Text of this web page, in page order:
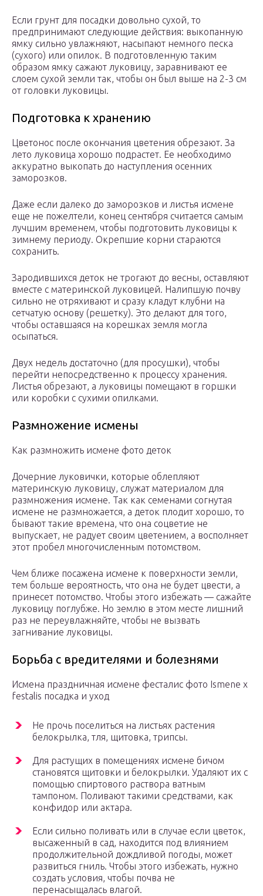
Если грунт для посадки довольно сухой, то
предпринимают следующие действия: выкопанную
ямку сильно увлажняют, насыпают немного песка
(сухого) или опилок. В подготовленную таким
образом ямку сажают луковицу, заравнивают ее
слоем сухой земли так, чтобы он был выше на 2-3 см
от головки луковицы.
Подготовка к хранению
Цветонос после окончания цветения обрезают. За
лето луковица хорошо подрастет. Ее необходимо
аккуратно выкопать до наступления осенних
заморозков.
Даже если далеко до заморозков и листья исмене
еще не пожелтели, конец сентября считается самым
лучшим временем, чтобы подготовить луковицы к
зимнему периоду. Окрепшие корни стараются
сохранить.
Зародившихся деток не трогают до весны, оставляют
вместе с материнской луковицей. Налипшую почву
сильно не отряхивают и сразу кладут клубни на
сетчатую основу (решетку). Это делают для того,
чтобы оставшаяся на корешках земля могла
осыпаться.
Двух недель достаточно (для просушки), чтобы
перейти непосредственно к процессу хранения.
Листья обрезают, а луковицы помещают в горшки
или коробки с сухими опилками.
Размножение исмены
Как размножить исмене фото деток
Дочерние луковички, которые облепляют
материнскую луковицу, служат материалом для
размножения исмене. Так как семенами согнутая
исмене не размножается, а деток плодит хорошо, то
бывают такие времена, что она соцветие не
выпускает, не радует своим цветением, а восполняет
этот пробел многочисленным потомством.
Чем ближе посажена исмене к поверхности земли,
тем больше вероятность, что она не будет цвести, а
принесет потомство. Чтобы этого избежать — сажайте
луковицу поглубже. Но землю в этом месте лишний
раз не переувлажняйте, чтобы не вызвать
загнивание луковицы.
Борьба с вредителями и болезнями
Исмена праздничная исмене фесталис фото Ismene x
festalis посадка и уход
Не прочь поселиться на листьях растения
белокрылка, тля, щитовка, трипсы.
Для растущих в помещениях исмене бичом
становятся щитовки и белокрылки. Удаляют их с
помощью спиртового раствора ватным
тампоном. Поливают такими средствами, как
конфидор или актара.
Если сильно поливать или в случае если цветок,
высаженный в сад, находится под влиянием
продолжительной дождливой погоды, может
развиться гниль. Чтобы этого избежать, нужно
создать условия, чтобы почва не
перенасыщалась влагой.